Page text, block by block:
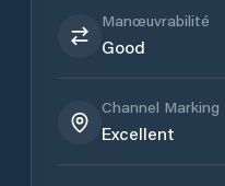
Manœuvrabilité
Good
Channel Marking
Excellent